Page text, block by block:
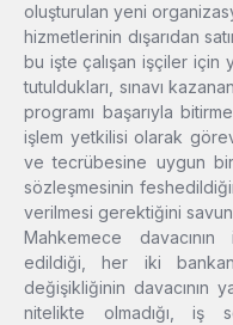
oluşturulan yeni
hizmetlerinin dışarıdan
bu işte çalışan işçiler için
tutuldukları, sınavı
programı başarıyla
işlem yetkilisi olarak
ve tecrübesine uygun
sözleşmesinin
verilmesi gerektiğini
Mahkemece
edildiği, her iki
değişikliğinin davacının
nitelikte olmadığı, iş